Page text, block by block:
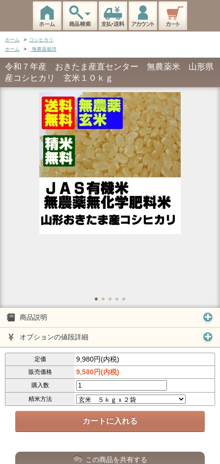
ホーム > コシヒカリ
ホーム
> 無農薬栽培
令和７年産 おきたま産直センター 無農薬米 山形県
産コシヒカリ 玄米１０ｋｇ
商品説明
オプションの値段詳細
定価 9,980円(内税)
販売価格 9,580円(内税)
購入数
精米方法
この商品を共有する